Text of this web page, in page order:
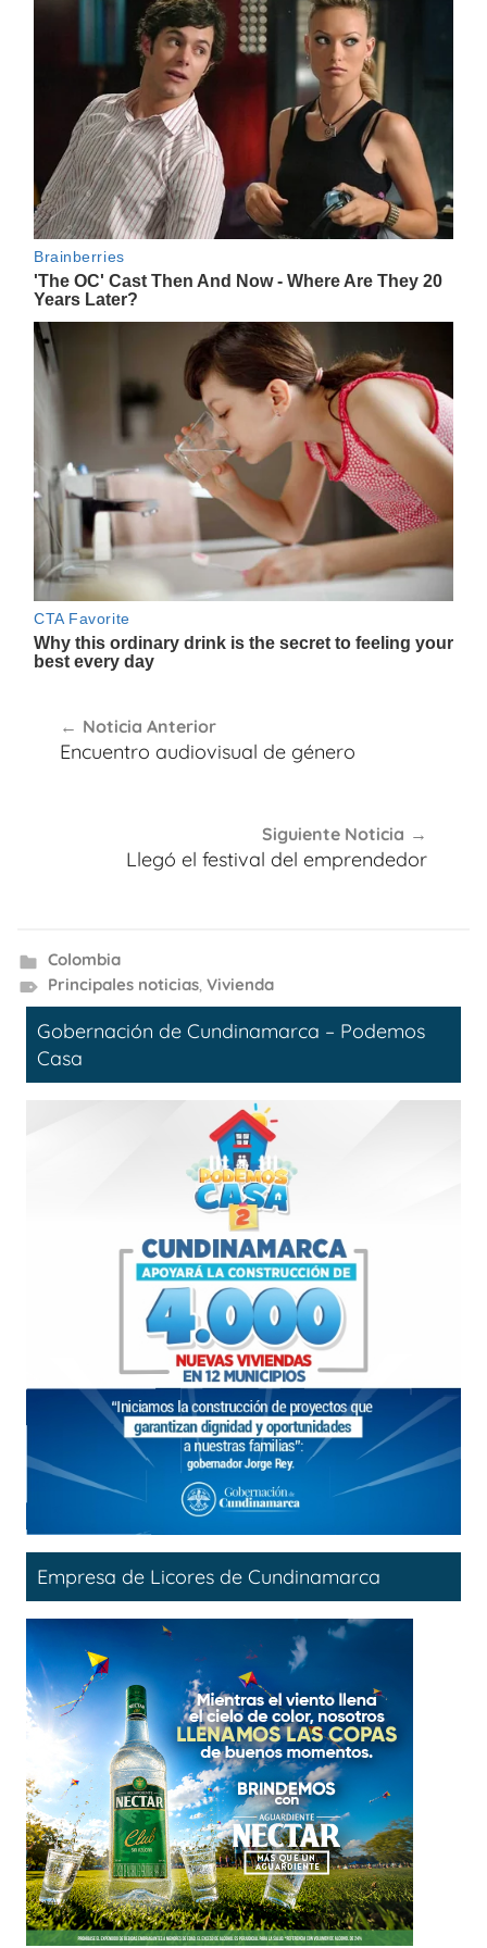
de
Noticia Anterior
Encuentro audiovisual de género
Siguiente Noticia
Llegó el festival del emprendedor
Colombia
Principales noticias, Vivienda
Gobernación de Cundinamarca – Podemos
Casa
Empresa de Licores de Cundinamarca